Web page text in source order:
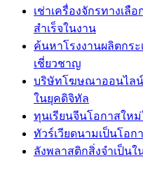
เช่าเครื่องจักรทางเลื
สำเร็จในงาน
ค้นหาโรงงานผลิตกร
เชี่ยวชาญ
บริษัทโฆษณาออนไลน์
ในยุคดิจิทัล
ทุนเรียนจีนโอกาสให
ทัวร์เวียดนามเป็นโอก
ลังพลาสติกสิ่งจำเป็น